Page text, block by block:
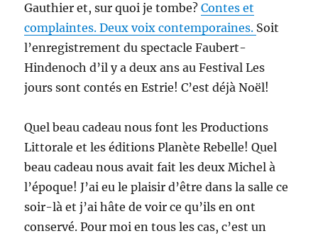
Gauthier et, sur quoi je tombe?Contes et
complaintes. Deux voix contemporaines. Soit
l’enregistrement du spectacle Faubert-
Hindenoch d’il y a deux ans au Festival Les
jours sont contés en Estrie! C’est déjà Noël!
Quel beau cadeau nous font les Productions
Littorale et les éditions Planète Rebelle! Quel
beau cadeau nous avait fait les deux Michel à
l’époque! J’ai eu le plaisir d’être dans la salle ce
soir-là et j’ai hâte de voir ce qu’ils en ont
conservé. Pour moi en tous les cas, c’est un